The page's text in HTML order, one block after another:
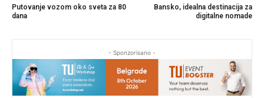
Putovanje vozom oko sveta za 80
dana
Bansko, idealna destinacija za
digitalne nomade
- Sponzorisano -